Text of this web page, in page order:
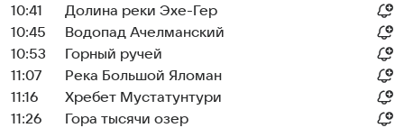
10:41
Долина реки Эхе-Гер
10:45
Водопад Ачелманский
10:53
Горный ручей
11:07
Река Большой Яломан
11:16
Хребет Мустатунтури
11:26
Гора тысячи озер